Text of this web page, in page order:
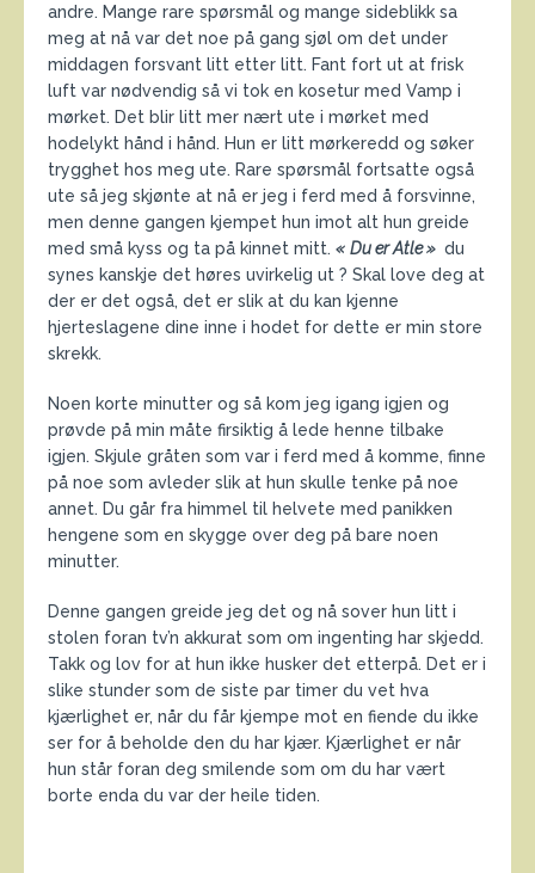
andre. Mange rare spørsmål og mange sideblikk sa
meg at nå var det noe på gang sjøl om det under
middagen forsvant litt etter litt. Fant fort ut at frisk
luft var nødvendig så vi tok en kosetur med Vamp i
mørket. Det blir litt mer nært ute i mørket med
hodelykt hånd i hånd. Hun er litt mørkeredd og søker
trygghet hos meg ute. Rare spørsmål fortsatte også
ute så jeg skjønte at nå er jeg i ferd med å forsvinne,
men denne gangen kjempet hun imot alt hun greide
med små kyss og ta på kinnet mitt. « Du er Atle » du
synes kanskje det høres uvirkelig ut ? Skal love deg at
der er det også, det er slik at du kan kjenne
hjerteslagene dine inne i hodet for dette er min store
skrekk.
Noen korte minutter og så kom jeg igang igjen og
prøvde på min måte firsiktig å lede henne tilbake
igjen. Skjule gråten som var i ferd med å komme, finne
på noe som avleder slik at hun skulle tenke på noe
annet. Du går fra himmel til helvete med panikken
hengene som en skygge over deg på bare noen
minutter.
Denne gangen greide jeg det og nå sover hun litt i
stolen foran tv’n akkurat som om ingenting har skjedd.
Takk og lov for at hun ikke husker det etterpå. Det er i
slike stunder som de siste par timer du vet hva
kjærlighet er, når du får kjempe mot en fiende du ikke
ser for å beholde den du har kjær. Kjærlighet er når
hun står foran deg smilende som om du har vært
borte enda du var der heile tiden.